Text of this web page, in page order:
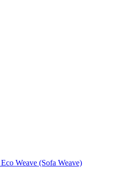
Weave (Sofa Weave)